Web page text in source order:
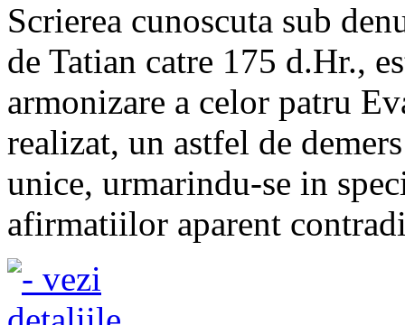
Scrierea cunoscuta sub
de Tatian catre 175 d.Hr.,
armonizare a celor patru
realizat, un astfel de
unice, urmarindu-se in
afirmatiilor aparent